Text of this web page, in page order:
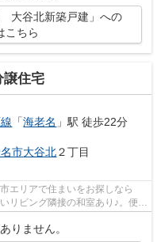
大谷北新築戸建」への
こちら
住宅
「海老名 」駅 徒歩22分
市大谷北２丁目
エリアで住まいをお探しなら
リビング隣接の和室あり♪。便利
りません。